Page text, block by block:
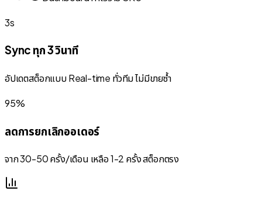
3s
Sync ทุก 3 วินาที
อัปเดตสต็อกแบบ Real-time ทั่วทีม ไม่มีขายซ้ำ
95%
ลดการยกเลิกออเดอร์
จาก 30-50 ครั้ง/เดือน เหลือ 1-2 ครั้ง สต็อกตรง